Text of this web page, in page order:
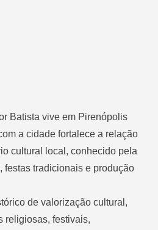
Batista vive em Pirenópolis
a cidade fortalece a relação
cultural local, conhecido pela
festas tradicionais e produção
de valorização cultural,
religiosas, festivais,